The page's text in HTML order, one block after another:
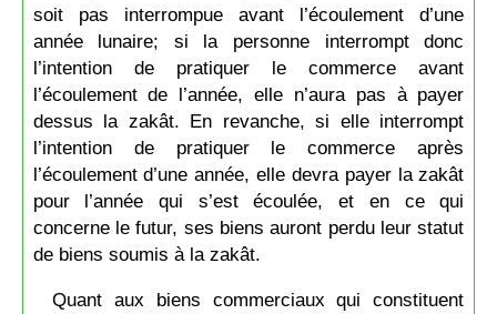
soit pas interrompue avant l’écoulement d’une
année lunaire; si la personne interrompt donc
l’intention de pratiquer le commerce avant
l’écoulement de l’année, elle n’aura pas à payer
dessus la zakât. En revanche, si elle interrompt
l’intention de pratiquer le commerce après
l’écoulement d’une année, elle devra payer la zakât
pour l’année qui s’est écoulée, et en ce qui
concerne le futur, ses biens auront perdu leur statut
de biens soumis à la zakât.
Quant aux biens commerciaux qui constituent